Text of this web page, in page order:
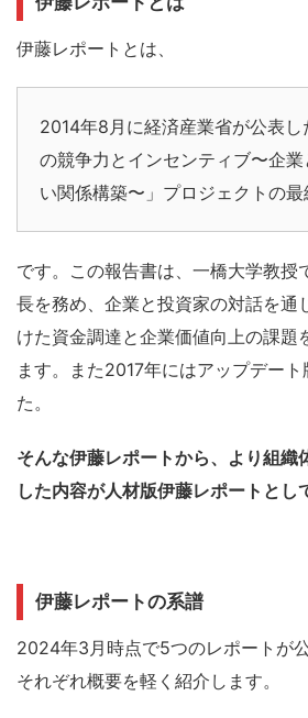
伊藤レポートとは、
2014年8月に経済産業省が公表
の競争力とインセンティブ〜企
い関係構築〜」プロジェクトの
です。この報告書は、一橋大学教授
長を務め、企業と投資家の対話を通
けた資金調達と企業価値向上の課題
ます。また2017年にはアップデー
た。
そんな伊藤レポートから、より組織
した内容が人材版伊藤レポートとし
伊藤レポートの系譜
2024年3月時点で5つのレポートが
それぞれ概要を軽く紹介します。